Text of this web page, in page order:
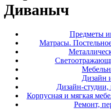
Диваныч
Предметы
Матрасы.
Дизайн
Дизайн-
Корпусная и мягкая
Ремонт,